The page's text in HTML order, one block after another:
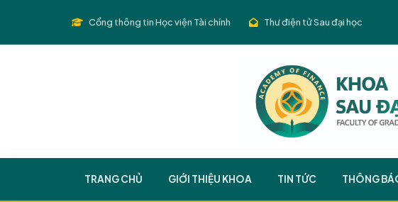
Cổng thông tin Học viện Tài chính Thư điện tử Sau đại học
TRANG CHỦ GIỚI THIỆU KHOA TIN TỨC THÔNG